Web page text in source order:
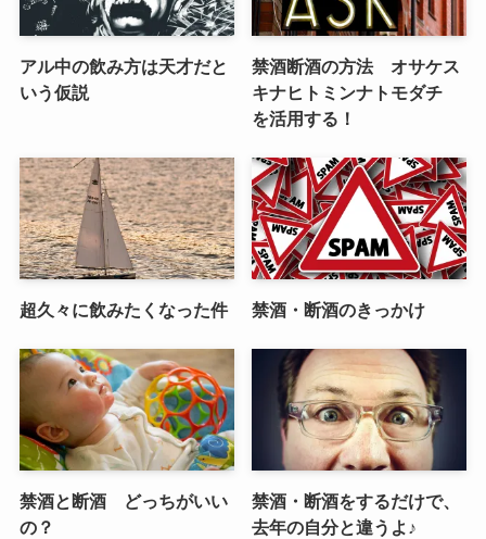
アル中の飲み方は天才だと
いう仮説
禁酒断酒の方法 オサケス
キナヒトミンナトモダチ
を活用する！
超久々に飲みたくなった件 禁酒・断酒のきっかけ
禁酒と断酒 どっちがいい
の？
禁酒・断酒をするだけで、
去年の自分と違うよ♪